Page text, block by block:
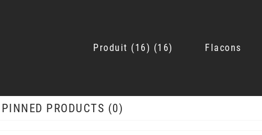
Produit 16 16 Flacons
PINNED PRODUCTS 0